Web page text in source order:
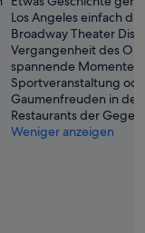
Los Angeles einfach
Broadway Theater
Vergangenheit des
spannende Momente
Sportveranstaltung
Gaumenfreuden in
Restaurants der
Weniger anzeigen